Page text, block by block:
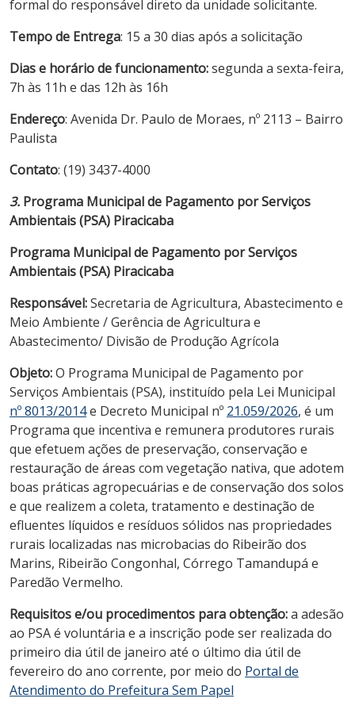
formal do responsável direto da unidade solicitante.
Tempo de Entrega: 15 a 30 dias após a solicitação
Dias e horário de funcionamento:segunda a sexta-feira,
7h às 11h e das 12h às 16h
Endereço: Avenida Dr. Paulo de Moraes, nº 2113 – Bairro
Paulista
Contato: (19) 3437-4000
3. Programa Municipal de Pagamento por Serviços
Ambientais (PSA) Piracicaba
Programa Municipal de Pagamento por Serviços
Ambientais (PSA) Piracicaba
Responsável:Secretaria de Agricultura, Abastecimento e
Meio Ambiente / Gerência de Agricultura e
Abastecimento/ Divisão de Produção Agrícola
Objeto:O Programa Municipal de Pagamento por
Serviços Ambientais (PSA), instituído pela Lei Municipal
nº 8013/2014e Decreto Municipal nº 21.059/2026, é um
Programa que incentiva e remunera produtores rurais
que efetuem ações de preservação, conservação e
restauração de áreas com vegetação nativa, que adotem
boas práticas agropecuárias e de conservação dos solos
e que realizem a coleta, tratamento e destinação de
efluentes líquidos e resíduos sólidos nas propriedades
rurais localizadas nas microbacias do Ribeirão dos
Marins, Ribeirão Congonhal, Córrego Tamandupá e
Paredão Vermelho.
Requisitos e/ou procedimentos para obtenção:a adesão
ao PSA é voluntária e a inscrição pode ser realizada do
primeiro dia útil de janeiro até o último dia útil de
fevereiro do ano corrente, por meio do Portal de
Atendimento do Prefeitura Sem Papel